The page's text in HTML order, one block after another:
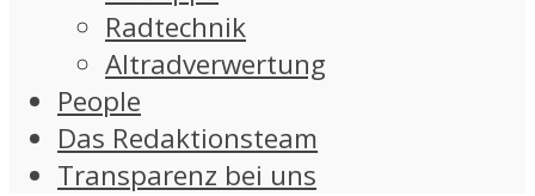
Radtechnik
Altradverwertung
People
Das Redaktionsteam
Transparenz bei uns